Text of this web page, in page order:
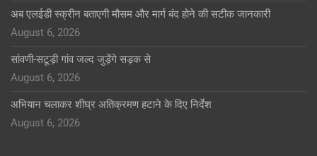
अब एलईडी स्क्रीन बताएगी मौसम और मार्ग बंद होने की सटीक जानकारी
August 6, 2026
सांवणी-सटूड़ी गांव जल्द जुड़ेंगे सड़क से
August 6, 2026
अभियान चलाकर शीघ्र अतिक्रमण हटाने के दिए निर्देश
August 6, 2026